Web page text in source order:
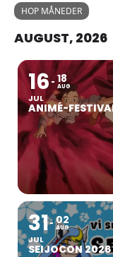
HOP MÅNEDER
AUGUST, 2026
16
JUL
18
AUG
ANIMÉ-
31
JUL
02
AUG
SEIJOCON 2026